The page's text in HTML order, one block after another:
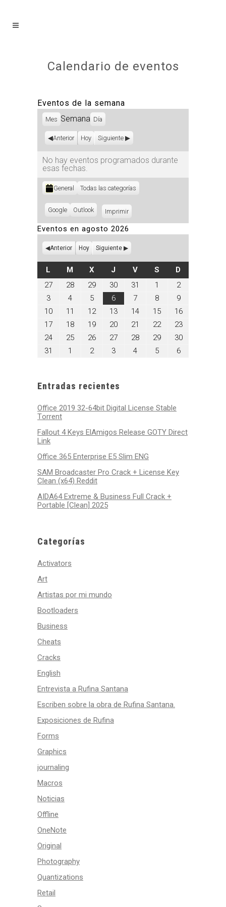
Calendario de eventos
Eventos de la semana
Mes Semana Día
Anterior Hoy Siguiente
No hay eventos programados durante
esas fechas.
Categorías
General Todas las categorías
Subscribe
Google
Subscribe
Outlook ImprimirVistas
Eventos en agosto 2026
Anterior Hoy Siguiente
L LUNES
M MARTES
XMIÉRCOLES
J JUEVES
VVIERNES
SSÁBADO
D
27julio
28julio
29julio
29,
30julio
30,
31 1
agosto
2026
2agosto
2,
2026
3agosto
3,
2026
4agosto
4,
2026
5agosto
5,
2026
6agosto
6,
2026
7agosto
7,
2026
8agosto
8,
2026
9agosto
9,
2026
10agosto
10,
11
agosto
2026
12agosto
2026
13agosto
2026
14agosto
2026
15agosto
2026
16agosto
2026
17agosto
2026
18agosto
18,
2026
19agosto
2026
20agosto
20,
2026
21
agosto
2026
22agosto
2026
23agosto
23,
2026
24agosto
25agosto
26agosto
27agosto
28agosto
29agosto
30agosto
31
agosto
1
septiembre
2septiembre
3septiembre
4septiembre
5septiembre
6septiembre
Entradas recientes
Office 2019 32-64bit Digital License Stable
Tоrrеnt
Fallout 4 Keys ElAmigos Release GOTY Direct
Link
Office 365 Enterprise E5 Slim ENG
SAM Broadcaster Pro Crack + License Key
Clean (x64) Reddit
AIDA64 Extreme & Business Full Crack +
Portable [Clean] 2025
Categorías
Activators
Art
Artistas por mi mundo
Bootloaders
Business
Cheats
Cracks
English
Entrevista a Rufina Santana
Escriben sobre la obra de Rufina Santana.
Exposiciones de Rufina
Forms
Graphics
journaling
Macros
Noticias
Offline
OneNote
Original
Photography
Quantizations
Retail